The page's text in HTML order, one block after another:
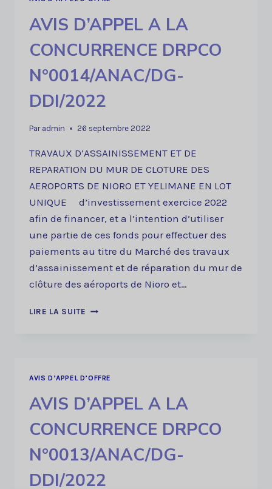
AVIS D’APPEL A LA
CONCURRENCE DRPCO
N°0014/ANAC/DG-
DDI/2022
Par admin 26 septembre 2022
TRAVAUX D’ASSAINISSEMENT ET DE
REPARATION DU MUR DE CLOTURE DES
AEROPORTS DE NIORO ET YELIMANE EN LOT
UNIQUE d’investissement exercice 2022
afin de financer, et a l’intention d’utiliser
une partie de ces fonds pour effectuer des
paiements au titre du Marché des travaux
d’assainissement et de réparation du mur de
clôture des aéroports de Nioro et…
LIRE LA SUITE AVIS
DDI/2022
AVIS D’APPEL D’OFFRE
AVIS D’APPEL A LA
CONCURRENCE DRPCO
N°0013/ANAC/DG-
DDI/2022